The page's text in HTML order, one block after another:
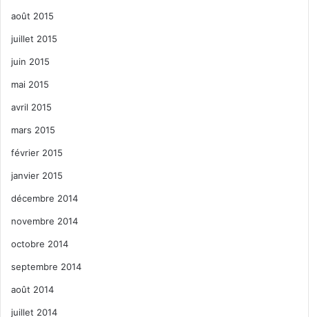
août 2015
juillet 2015
juin 2015
mai 2015
avril 2015
mars 2015
février 2015
janvier 2015
décembre 2014
novembre 2014
octobre 2014
septembre 2014
août 2014
juillet 2014